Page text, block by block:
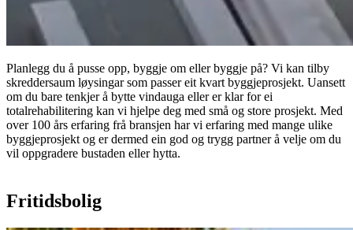
Planlegg du å pusse opp, byggje om eller byggje på? Vi kan tilby
skreddersaum løysingar som passer eit kvart byggjeprosjekt. Uansett
om du bare tenkjer å bytte vindauga eller er klar for ei
totalrehabilitering kan vi hjelpe deg med små og store prosjekt. Med
over 100 års erfaring frå bransjen har vi erfaring med mange ulike
byggjeprosjekt og er dermed ein god og trygg partner å velje om du
vil oppgradere bustaden eller hytta.
Fritidsbolig